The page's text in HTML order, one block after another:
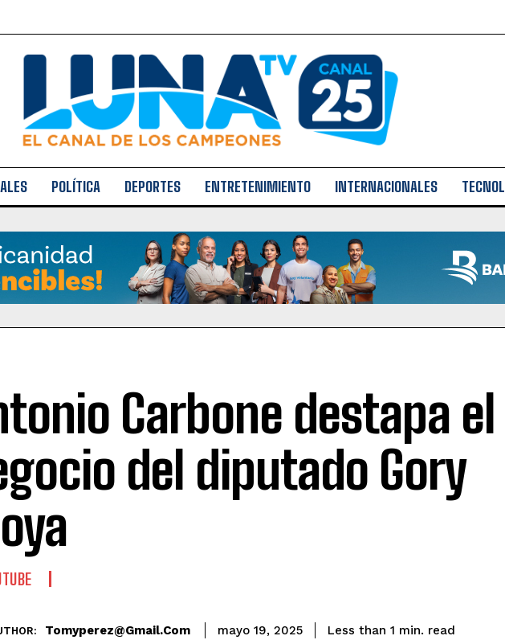
POLÍTICA DEPORTES ENTRETENIMIENTO INTERNACIONALES
Carbone destapa el
del diputado Gory
Tomyperez@gmail.com mayo 19, 2025 Less than 1 min. read